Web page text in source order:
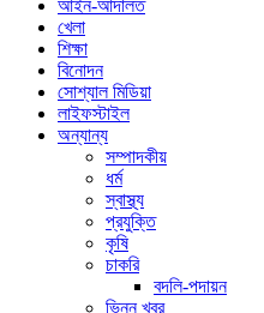
আইন-আদালত
খেলা
শিক্ষা
বিনোদন
সোশ্যাল মিডিয়া
লাইফস্টাইল
অন্যান্য
সম্পাদকীয়
ধর্ম
স্বাস্থ্য
প্রযুক্তি
কৃষি
চাকরি
বদলি-পদায়ন
ভিন্ন খবর